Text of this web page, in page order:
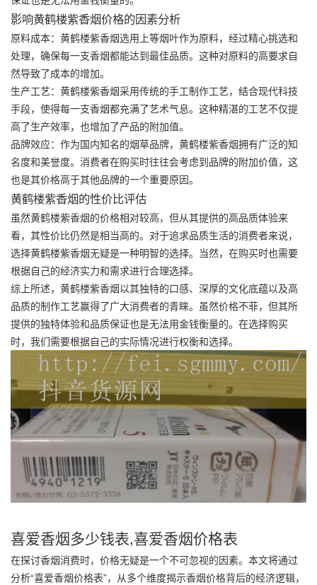
影响黄鹤楼紫香烟价格的因素分析
原料成本：黄鹤楼紫香烟选用上等烟叶作为原料，经过精心挑选和
处理，确保每一支香烟都能达到最佳品质。这种对原料的高要求自
然导致了成本的增加。
生产工艺：黄鹤楼紫香烟采用传统的手工制作工艺，结合现代科技
手段，使得每一支香烟都充满了艺术气息。这种精湛的工艺不仅提
高了生产效率，也增加了产品的附加值。
品牌效应：作为国内知名的烟草品牌，黄鹤楼紫香烟拥有广泛的知
名度和美誉度。消费者在购买时往往会考虑到品牌的附加价值，这
也是其价格高于其他品牌的一个重要原因。
黄鹤楼紫香烟的性价比评估
虽然黄鹤楼紫香烟的价格相对较高，但从其提供的高品质体验来
看，其性价比仍然是相当高的。对于追求品质生活的消费者来说，
选择黄鹤楼紫香烟无疑是一种明智的选择。当然，在购买时也需要
根据自己的经济实力和需求进行合理选择。
综上所述，黄鹤楼紫香烟以其独特的口感、深厚的文化底蕴以及高
品质的制作工艺赢得了广大消费者的青睐。虽然价格不菲，但其所
提供的独特体验和品质保证也是无法用金钱衡量的。在选择购买
时，我们需要根据自己的实际情况进行权衡和选择。
喜爱香烟多少钱表,喜爱香烟价格表
在探讨香烟消费时，价格无疑是一个不可忽视的因素。本文将通过
分析“喜爱香烟价格表”，从多个维度揭示香烟价格背后的经济逻辑，